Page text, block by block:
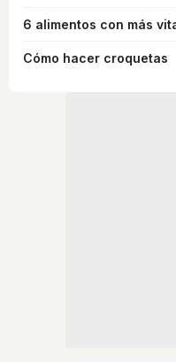
6 alimentos con más
Cómo hacer croquetas